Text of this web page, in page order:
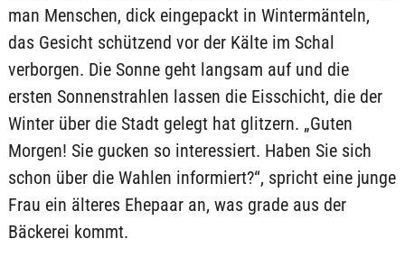
man Menschen, dick eingepackt in Wintermänteln,
das Gesicht schützend vor der Kälte im Schal
verborgen. Die Sonne geht langsam auf und die
ersten Sonnenstrahlen lassen die Eisschicht, die der
Winter über die Stadt gelegt hat glitzern. „Guten
Morgen! Sie gucken so interessiert. Haben Sie sich
schon über die Wahlen informiert?“, spricht eine junge
Frau ein älteres Ehepaar an, was grade aus der
Bäckerei kommt.